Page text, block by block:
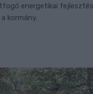
energetikai
a kormány.